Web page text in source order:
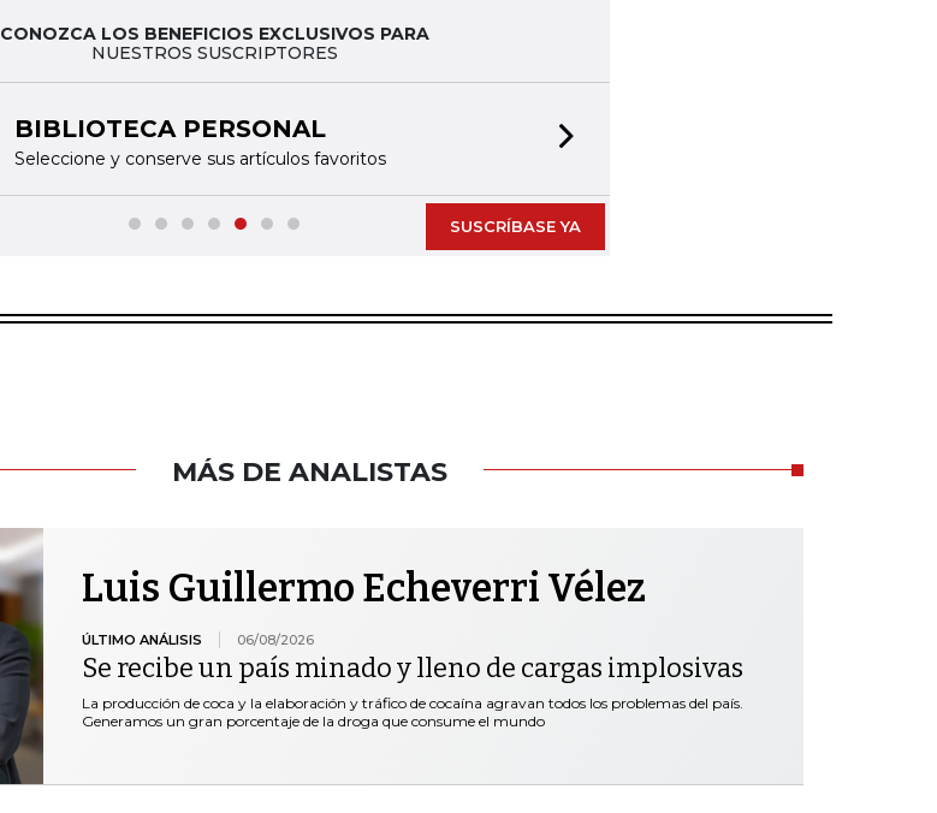
CONOZCA LOS BENEFICIOS EXCLUSIVOS PARA
NUESTROS SUSCRIPTORES
BIBLIOTECA PERSONAL
Seleccione y conserve sus artículos favoritos
SUSCRÍBASE YA
MÁS DE ANALISTAS
Luis Guillermo Echeverri Vélez
ÚLTIMO ANÁLISIS 06/08/2026
Se recibe un país minado y lleno de cargas implosivas
La producción de coca y la elaboración y tráfico de cocaína agravan todos los problemas del país.
Generamos un gran porcentaje de la droga que consume el mundo